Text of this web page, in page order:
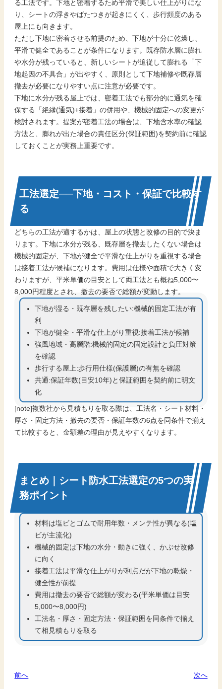
る工法です。下地と密着するため平滑で美しい仕上がりにな
り、シートの浮きやばたつきが起きにくく、歩行頻度のある
屋上にも向きます。
ただし下地に密着させる前提のため、下地が十分に乾燥し、
平滑で健全であることが条件になります。既存防水層に膨れ
や水分が残っていると、新しいシートが追従して膨れる「下
地起因の不具合」が出やすく、原則として下地補修や既存層
撤去が必要になりやすい点に注意が必要です。
下地に水分が残る屋上では、密着工法でも部分的に通気を確
保する「絶縁(通気)+接着」の併用や、機械的固定への変更が
検討されます。提案が密着工法の場合は、下地含水率の確認
方法と、膨れが出た場合の責任区分(保証範囲)を契約前に確認
しておくことが実務上重要です。
工法選定──下地・コスト・保証で比較す
る
どちらの工法が適するかは、屋上の状態と改修の目的で決ま
ります。下地に水分が残る、既存層を撤去したくない場合は
機械的固定が、下地が健全で平滑な仕上がりを重視する場合
は接着工法が候補になります。費用は仕様や面積で大きく変
わりますが、平米単価の目安として両工法とも概ね5,000〜
8,000円程度とされ、撤去の要否で総額が変動します。
下地が湿る・既存層を残したい:機械的固定工法が有
利
下地が健全・平滑な仕上がり重視:接着工法が候補
強風地域・高層階:機械的固定の固定設計と負圧対策
を確認
歩行する屋上:歩行用仕様(保護層)の有無を確認
共通:保証年数(目安10年)と保証範囲を契約前に明文
化
[note]複数社から見積もりを取る際は、工法名・シート材料・
厚さ・固定方法・撤去の要否・保証年数の6点を同条件で揃え
て比較すると、金額差の理由が見えやすくなります。
まとめ｜シート防水工法選定の5つの実
務ポイント
材料は塩ビとゴムで耐用年数・メンテ性が異なる(塩
ビが主流化)
機械的固定は下地の水分・動きに強く、かぶせ改修
に向く
接着工法は平滑な仕上がりが利点だが下地の乾燥・
健全性が前提
費用は撤去の要否で総額が変わる(平米単価は目安
5,000〜8,000円)
工法名・厚さ・固定方法・保証範囲を同条件で揃え
て相見積もりを取る
前へ 次へ